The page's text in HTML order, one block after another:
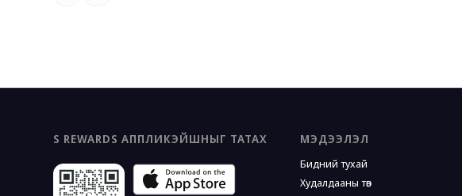
S REWARDS АППЛИКЭЙШНЫГ ТАТАХ МЭДЭЭЛЭЛ
Бидний тухай
Худалдааны төв